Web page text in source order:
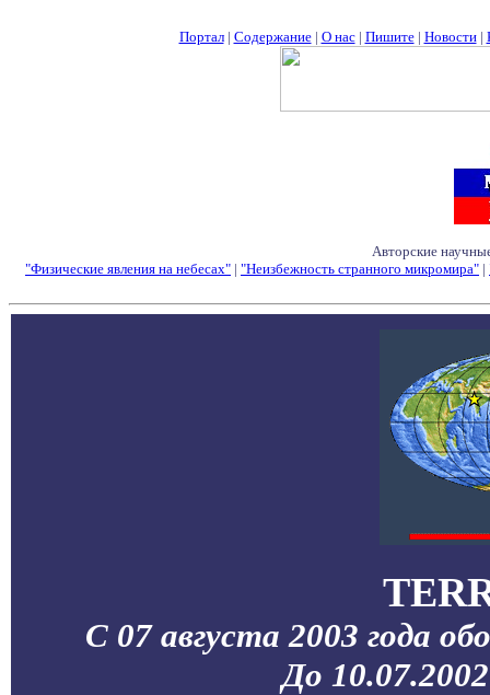
Портал| Содержание| О нас| Пишите| Новости|
Авторские
"Физические явления на небесах" | "Неизбежность странного микромира" |
С 07 августа 2003 года
До